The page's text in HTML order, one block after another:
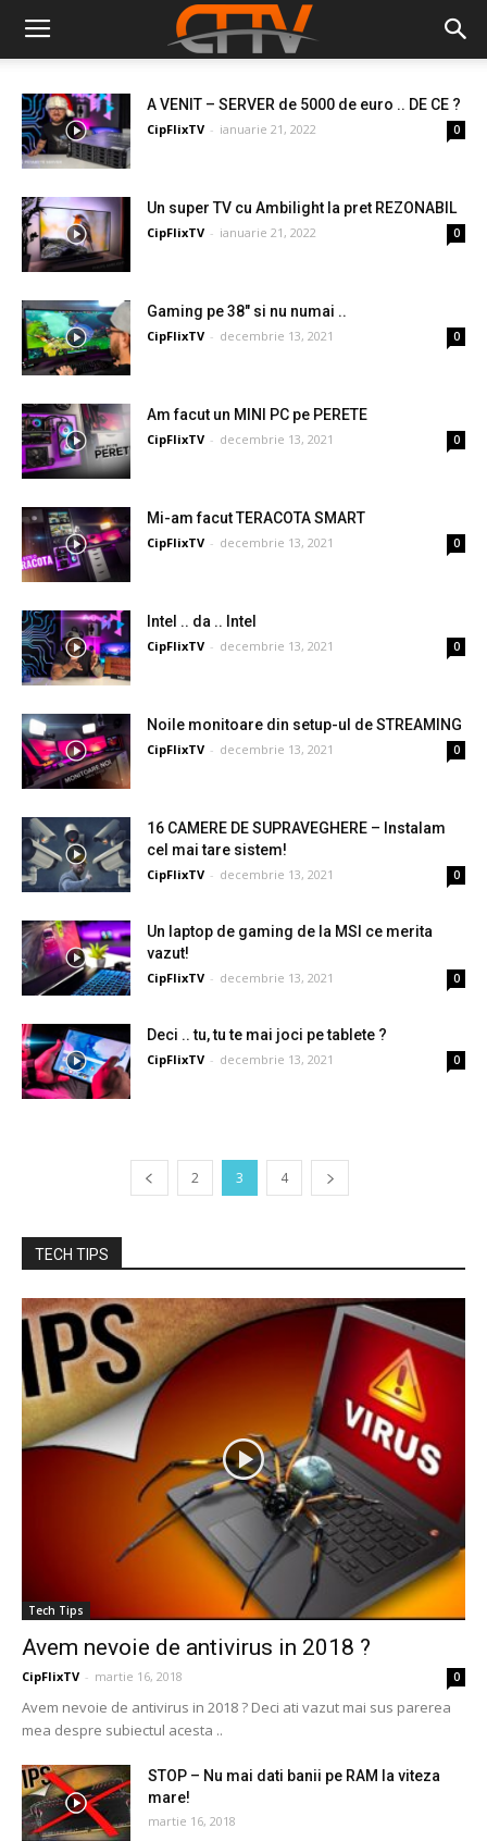
A VENIT – SERVER de 5000 de euro .. DE CE ?
CipFlixTV - ianuarie 21, 2022 0
Un super TV cu Ambilight la pret REZONABIL
CipFlixTV - ianuarie 21, 2022 0
Gaming pe 38″ si nu numai ..
CipFlixTV - decembrie 13, 2021 0
Am facut un MINI PC pe PERETE
CipFlixTV - decembrie 13, 2021 0
Mi-am facut TERACOTA SMART
CipFlixTV - decembrie 13, 2021 0
Intel .. da .. Intel
CipFlixTV - decembrie 13, 2021 0
Noile monitoare din setup-ul de STREAMING
CipFlixTV - decembrie 13, 2021 0
16 CAMERE DE SUPRAVEGHERE – Instalam
cel mai tare sistem!
CipFlixTV - decembrie 13, 2021 0
Un laptop de gaming de la MSI ce merita
vazut!
CipFlixTV - decembrie 13, 2021 0
Deci .. tu, tu te mai joci pe tablete ?
CipFlixTV - decembrie 13, 2021 0
2 3 4
TECH TIPS
Tech Tips
Avem nevoie de antivirus in 2018 ?
CipFlixTV - martie 16, 2018 0
Avem nevoie de antivirus in 2018 ? Deci ati vazut mai sus parerea
mea despre subiectul acesta ..
STOP – Nu mai dati banii pe RAM la viteza
mare!
martie 16, 2018